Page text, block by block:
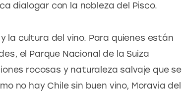
dialogar con la nobleza del Pisco.
la cultura del vino. Para quienes están
el Parque Nacional de la Suiza
rocosas y naturaleza salvaje que se
no hay Chile sin buen vino, Moravia del